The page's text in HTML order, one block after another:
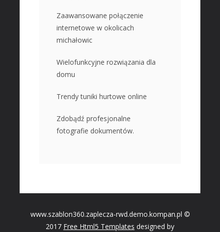
Zaawansowane połączenie
internetowe w okolicach
michałowic
Wielofunkcyjne rozwiązania dla
domu
Trendy tuniki hurtowe online
Zdobądź profesjonalne
fotografie dokumentów.
www.szablon360.zaplecza-rwd.demo.kompan.pl ©
2017 Free Html5 Templates designed by